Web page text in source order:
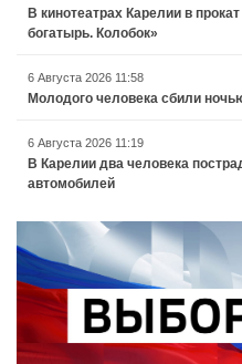
В кинотеатрах Карелии в
богатырь. Колобок»
6 Августа 2026 11:58
Молодого человека сбили
6 Августа 2026 11:19
В Карелии два человека
автомобилей